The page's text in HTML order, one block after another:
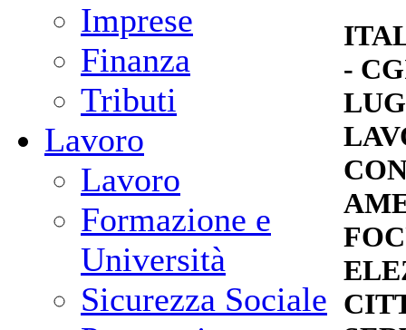
Imprese
Finanza
Tributi
Lavoro
Lavoro
Formazione e
Università
Sicurezza Sociale
-